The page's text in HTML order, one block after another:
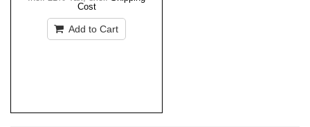
Cost
Add to Cart